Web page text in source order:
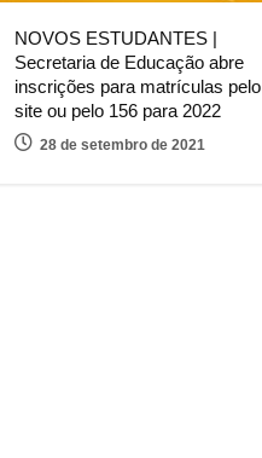
NOVOS ESTUDANTES |
Secretaria de Educação abre
inscrições para matrículas pelo
site ou pelo 156 para 2022
28 de setembro de 2021